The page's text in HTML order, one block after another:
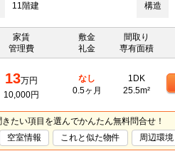
11階建 構造
家賃
管理費
敷金
礼金
間取り
専有面積
13万円
10,000円
なし
0.5ヶ月
1DK
25.5m²
たい項目を選んでかんたん無料問合せ！
空室情報 これと似た物件 周辺環境